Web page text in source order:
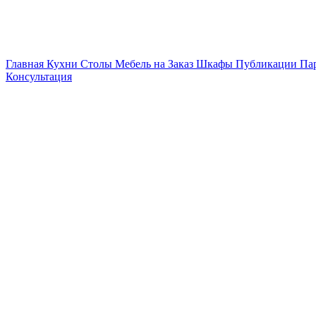
Главная Кухни Столы Мебель на Заказ Шкафы Публикации
Консультация